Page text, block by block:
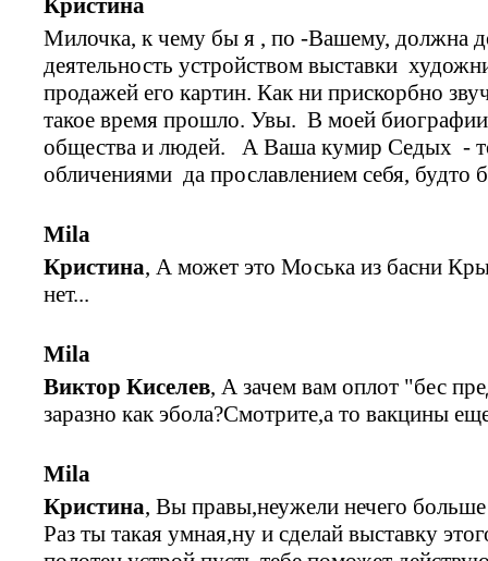
Милочка, к чему бы я , по -Вашему, должна
деятельность устройством выставки
продажей его картин. Как ни прискорбно
такое время прошло. Увы. В моей
общества и людей. А Ваша кумир Седых -
обличениями да прославлением себя, будто
Mila
Кристина, А может это Моська из басни
нет...
Mila
Виктор Киселев, А зачем вам оплот "бес
заразно как эбола?Смотрите,а то вакцины
Mila
Кристина, Вы правы,неужели нечего
Раз ты такая умная,ну и сделай выставку